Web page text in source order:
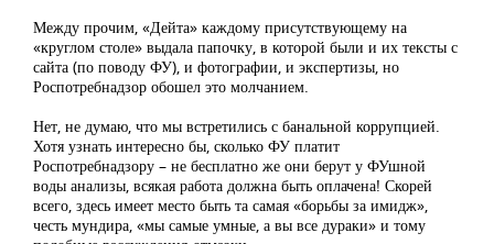
Между прочим, «Дейта» каждому присутствующему на
«круглом столе» выдала папочку, в которой были и их тексты с
сайта (по поводу ФУ), и фотографии, и экспертизы, но
Роспотребнадзор обошел это молчанием.
Нет, не думаю, что мы встретились с банальной коррупцией.
Хотя узнать интересно бы, сколько ФУ платит
Роспотребнадзору – не бесплатно же они берут у ФУшной
воды анализы, всякая работа должна быть оплачена! Скорей
всего, здесь имеет место быть та самая «борьбы за имидж»,
честь мундира, «мы самые умные, а вы все дураки» и тому